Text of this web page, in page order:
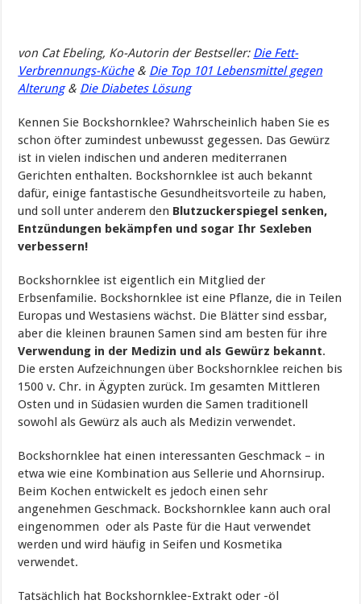
von Cat Ebeling, Ko-Autorin der Bestseller: Die Fett-
Verbrennungs-Küche& Die Top 101 Lebensmittel gegen
Alterung& Die Diabetes Lösung
Kennen Sie Bockshornklee? Wahrscheinlich haben Sie es
schon öfter zumindest unbewusst gegessen. Das Gewürz
ist in vielen indischen und anderen mediterranen
Gerichten enthalten. Bockshornklee ist auch bekannt
dafür, einige fantastische Gesundheitsvorteile zu haben,
und soll unter anderem den Blutzuckerspiegel senken,
Entzündungen bekämpfen und sogar Ihr Sexleben
verbessern!
Bockshornklee ist eigentlich ein Mitglied der
Erbsenfamilie. Bockshornklee ist eine Pflanze, die in Teilen
Europas und Westasiens wächst. Die Blätter sind essbar,
aber die kleinen braunen Samen sind am besten für ihre
Verwendung in der Medizin und als Gewürz bekannt.
Die ersten Aufzeichnungen über Bockshornklee reichen bis
1500 v. Chr. in Ägypten zurück. Im gesamten Mittleren
Osten und in Südasien wurden die Samen traditionell
sowohl als Gewürz als auch als Medizin verwendet.
Bockshornklee hat einen interessanten Geschmack – in
etwa wie eine Kombination aus Sellerie und Ahornsirup.
Beim Kochen entwickelt es jedoch einen sehr
angenehmen Geschmack. Bockshornklee kann auch oral
eingenommen oder als Paste für die Haut verwendet
werden und wird häufig in Seifen und Kosmetika
verwendet.
Tatsächlich hat Bockshornklee-Extrakt oder -öl